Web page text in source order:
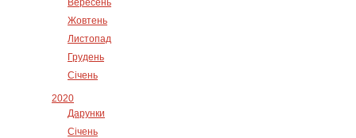
Вересень
Жовтень
Листопад
Грудень
Січень
2020
Дарунки
Січень